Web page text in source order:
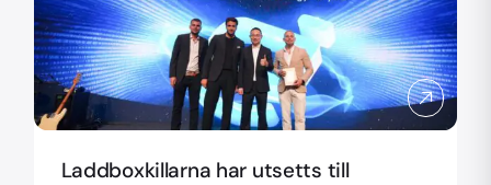
Laddboxkillarna har utsetts till